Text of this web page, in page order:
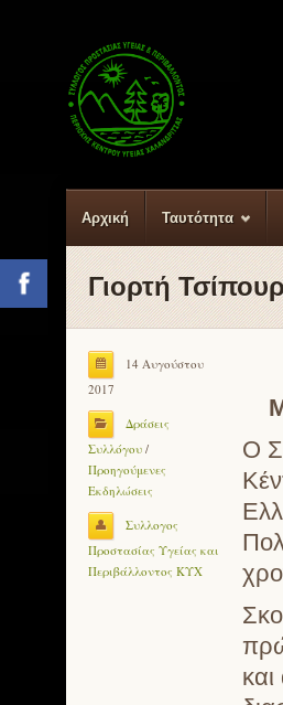
Αρχική Ταυτότητα
Γιορτή
14 Αυγούστου
2017
Δράσεις
Συλλόγου /
Προηγούμενες
Εκδηλώσεις
Συλλογος
Προστασίας Υγείας και
Περιβάλλοντος ΚΥΧ
Ο
Facebook